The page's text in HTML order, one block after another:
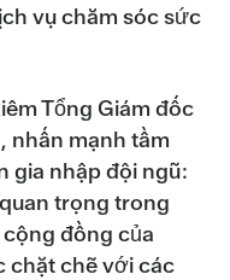
vụ chăm sóc sức
Tổng Giám đốc
nhấn mạnh tầm
gia nhập đội ngũ:
trọng trong
đồng của
chặt chẽ với các